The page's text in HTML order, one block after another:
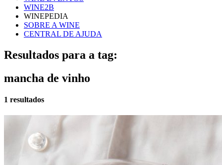
WINE2B
WINEPEDIA
SOBRE A WINE
CENTRAL DE AJUDA
Resultados para a tag:
mancha de vinho
1 resultados